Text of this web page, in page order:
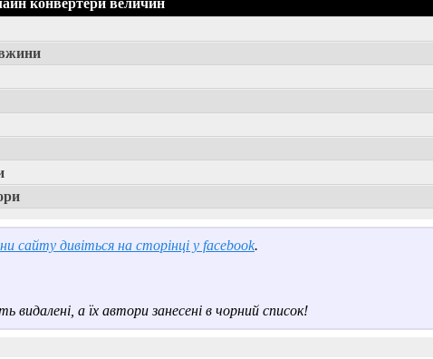
конвертери величин
сайту дивіться на сторінці у facebook.
видалені, а їх автори занесені в чорний список!